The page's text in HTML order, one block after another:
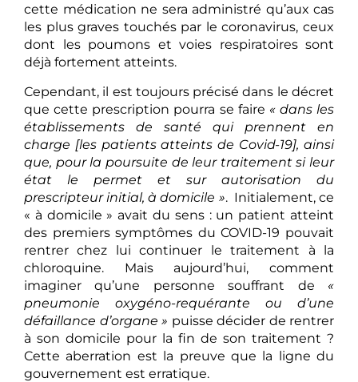
cette médication ne sera administré qu’aux cas
les plus graves touchés par le coronavirus, ceux
dont les poumons et voies respiratoires sont
déjà fortement atteints.
Cependant, il est toujours précisé dans le décret
que cette prescription pourra se faire « dans les
établissements de santé qui prennent en
charge [les patients atteints de Covid-19], ainsi
que, pour la poursuite de leur traitement si leur
état le permet et sur autorisation du
prescripteur initial, à domicile ». Initialement, ce
« à domicile » avait du sens : un patient atteint
des premiers symptômes du COVID-19 pouvait
rentrer chez lui continuer le traitement à la
chloroquine. Mais aujourd’hui, comment
imaginer qu’une personne souffrant de «
pneumonie oxygéno-requérante ou d’une
défaillance d’organe » puisse décider de rentrer
à son domicile pour la fin de son traitement ?
Cette aberration est la preuve que la ligne du
gouvernement est erratique.